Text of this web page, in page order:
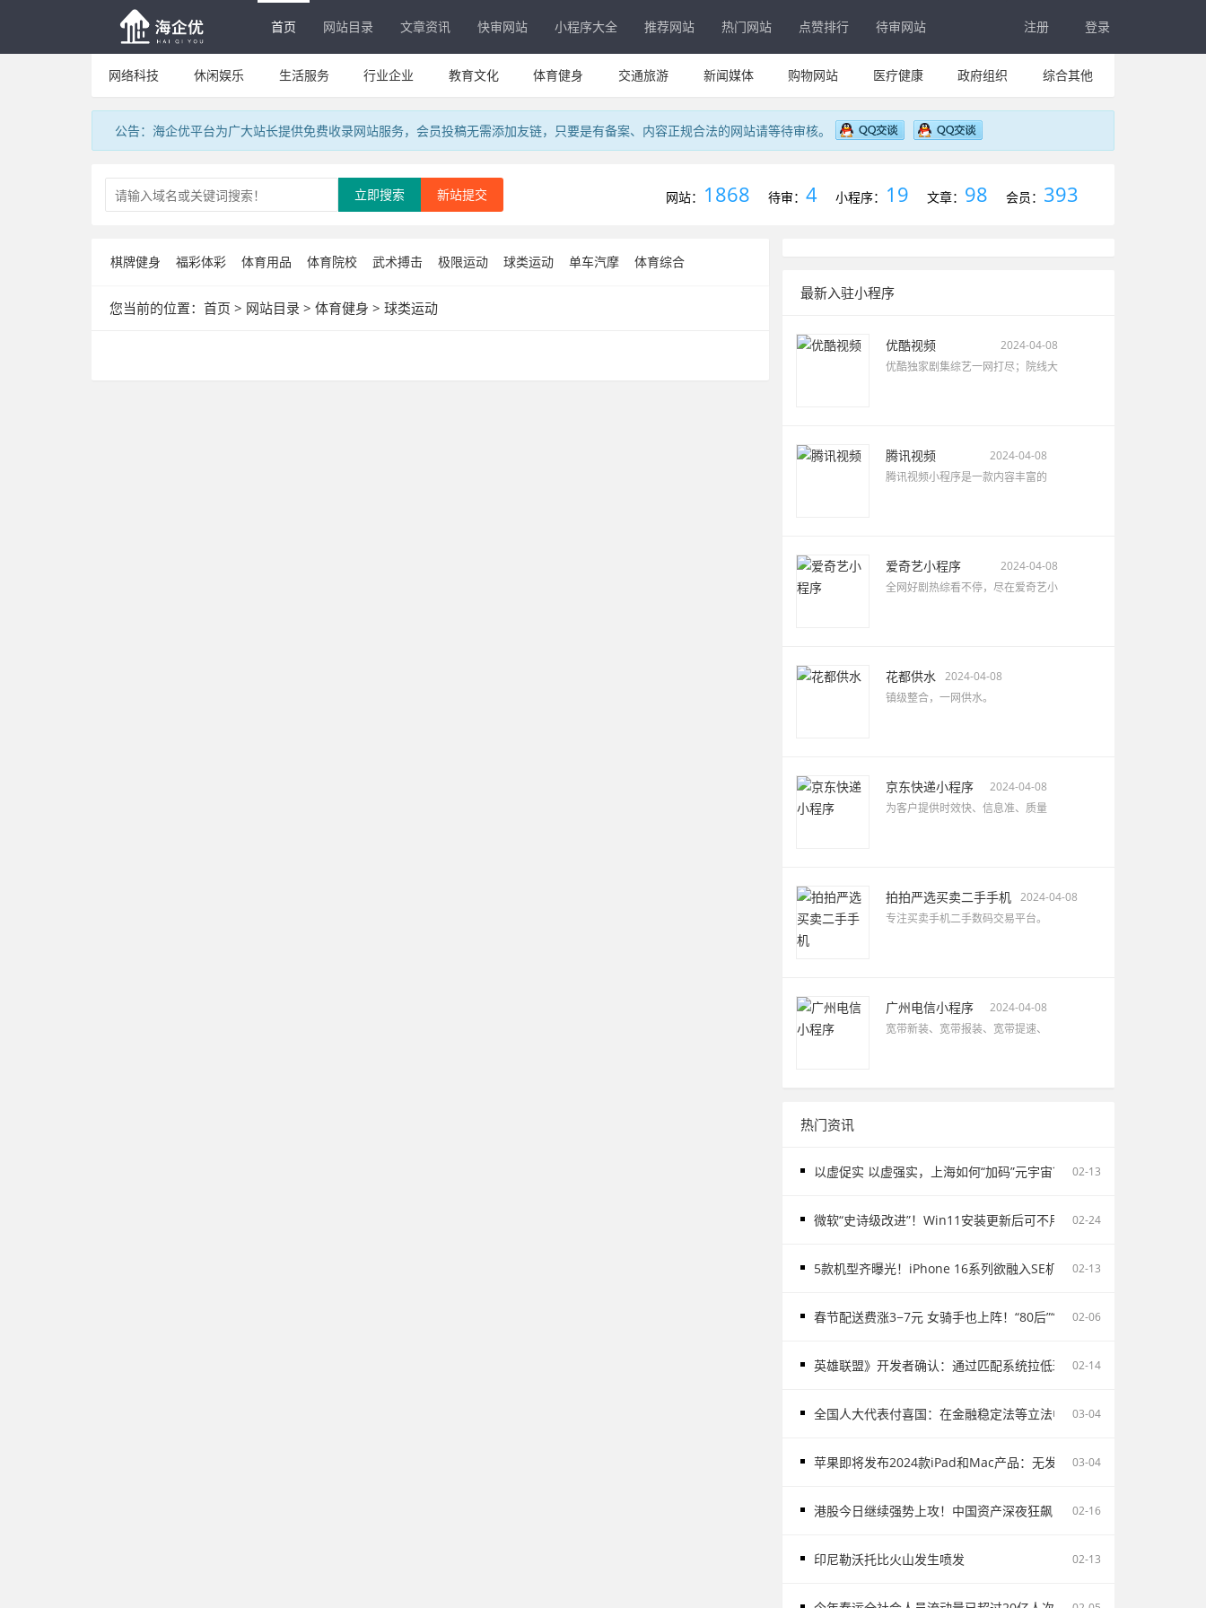
首页 网站目录 文章资讯 快审网站 小程序大全 推荐网站 热门网站 点赞排行 待审网站 注册 登录
网络科技 休闲娱乐 生活服务 行业企业 教育文化 体育健身 交通旅游 新闻媒体 购物网站 医疗健康 政府组织 综合其他
公告：海企优平台为广大站长提供免费收录网站服务，会员投稿无需添加友链，只要是有备案、内容正规合法的网站请等待审核。
新站提交
立即搜索 网站： 1868 待审： 4 小程序： 19 文章： 98 会员： 393
棋牌健身 福彩体彩 体育用品 体育院校 武术搏击 极限运动 球类运动 单车汽摩 体育综合
您当前的位置： 首页 > 网站目录 > 体育健身 > 球类运动
最新入驻小程序
优酷视频
2024-04-08
优酷独家剧集综艺一网打尽；院线大
腾讯视频
2024-04-08
腾讯视频小程序是一款内容丰富的
爱奇艺小程序
2024-04-08
全网好剧热综看不停，尽在爱奇艺小
花都供水 2024-04-08
镇级整合，一网供水。
京东快递小程序
2024-04-08
为客户提供时效快、信息准、质量
拍拍严选买卖二手手机 2024-04-08
专注买卖手机二手数码交易平台。
广州电信小程序
2024-04-08
宽带新装、宽带报装、宽带提速、
热门资讯
以虚促实 以虚强实，上海如何“加码”元宇宙？ 02-13
微软“史诗级改进”！Win11安装更新后可不用重启电脑
02-24
5款机型齐曝光！iPhone 16系列欲融入SE机型：续航激增、8G内存、
02-13
春节配送费涨3−7元 女骑手也上阵！“80后”“90后”成配送主力
02-06
英雄联盟》开发者确认：通过匹配系统拉低玩家胜率并不存在
02-14
全国人大代表付喜国：在金融稳定法等立法中完善存款保险制度
03-04
苹果即将发布2024款iPad和Mac产品：无发布会直接上市
03-04
港股今日继续强势上攻！中国资产深夜狂飙 02-16
印尼勒沃托比火山发生喷发 02-13